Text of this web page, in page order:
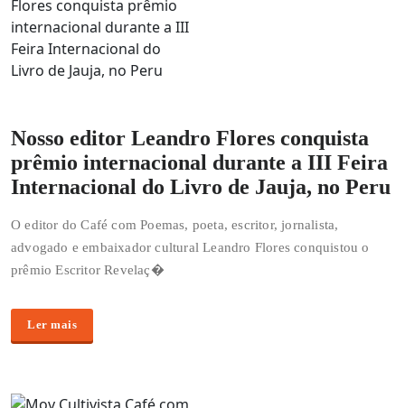
Nosso editor Leandro Flores conquista
prêmio internacional durante a III Feira
Internacional do Livro de Jauja, no Peru
O editor do Café com Poemas, poeta, escritor, jornalista,
advogado e embaixador cultural Leandro Flores conquistou o
prêmio Escritor Revelaç�
Ler mais